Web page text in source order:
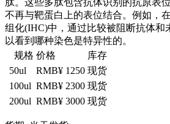
不再与靶蛋白上的表位结合。例如，
组化(IHC)中，通过比较被阻断抗体和
以看到哪种染色是特异性的。
规格 价格
库存
50ul
RMB¥ 1250 现货
100ul RMB¥ 2300 现货
200ul RMB¥ 3000 现货